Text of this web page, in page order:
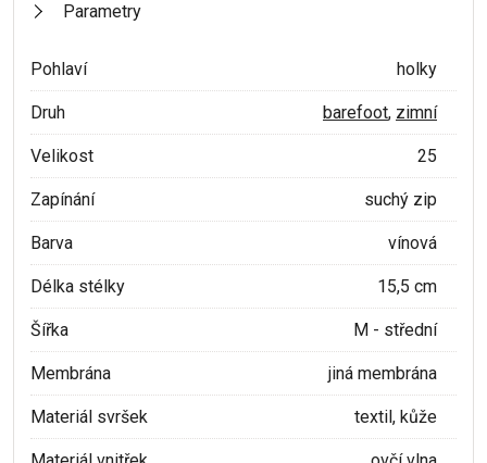
Parametry
Pohlaví holky
Druh barefoot, zimní
Velikost 25
Zapínání suchý zip
Barva vínová
Délka stélky 15,5 cm
Šířka M - střední
Membrána jiná membrána
Materiál svršek textil, kůže